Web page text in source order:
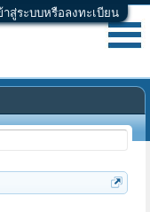
าสู่ระบบหรือลงทะเบียน